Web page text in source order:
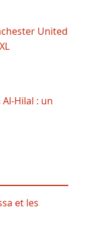
United
Hilal : un
et les